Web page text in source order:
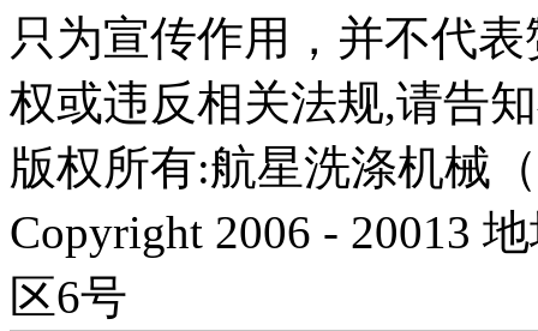
只为宣传作用，并不代
权或违反相关法规,请告
版权所有:航星洗涤机械
Copyright 2006 - 20013
区6号